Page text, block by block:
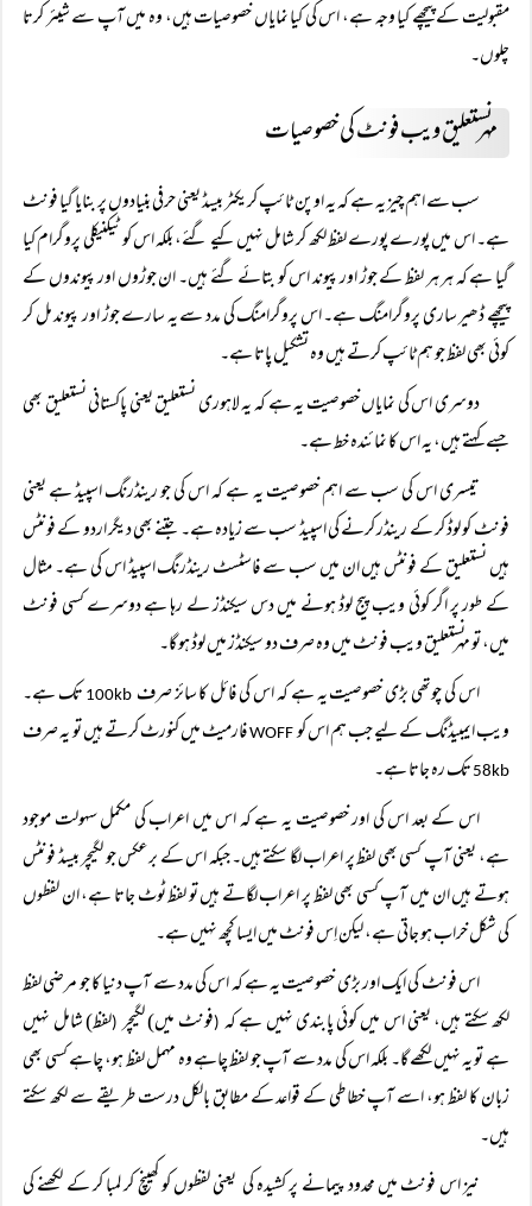
مقبولیت کے پیچھے کیا وجہ ہے، اس کی کیا نمایاں خصوصیات ہیں، وہ میں آپ سے شیئر کرتا
چلوں۔
مہر نستعلیق ویب فونٹ کی خصوصیات
سب سے اہم چیز یہ ہے کہ یہ اوپن ٹائپ کریکٹر بیسڈ یعنی حرفی بنیادوں پر بنایا گیا فونٹ
ہے۔ اس میں پورے پورے لفظ لکھ کر شامل نہیں کیے گئے، بلکہ اس کو ٹیکنیکلی پروگرام کیا
گیا ہے کہ ہر ہر لفظ کے جوڑ اور پیوند اس کو بتائے گئے ہیں۔ ان جوڑوں اور پیوندوں کے
پیچھے ڈھیر ساری پروگرامنگ ہے۔ اس پروگرامنگ کی مدد سے یہ سارے جوڑ اور پیوند مل کر
کوئی بھی لفظ جو ہم ٹائپ کرتے ہیں وہ تشکیل پاتا ہے۔
دوسری اس کی نمایاں خصوصیت یہ ہے کہ یہ لاہوری نستعلیق یعنی پاکستانی نستعلیق بھی
جسے کہتے ہیں، یہ اس کا نمائندہ خط ہے۔
تیسری اس کی سب سے اہم خصوصیت یہ ہے کہ اس کی جو رینڈرنگ اسپیڈ ہے یعنی
فونٹ کو لوڈ کر کے رینڈر کرنے کی اسپیڈ سب سے زیادہ ہے۔ جتنے بھی دیگر اردو کے فونٹس
ہیں نستعلیق کے فونٹس ہیں ان میں سب سے فاسٹسٹ رینڈرنگ اسپیڈ اس کی ہے۔ مثال
کے طور پر اگر کوئی ویب پیج لوڈ ہونے میں دس سیکنڈز لے رہا ہے دوسرے کسی فونٹ
میں، تو مہر نستعلیق ویب فونٹ میں وہ صرف دو سیکنڈز میں لوڈ ہو گا۔
اس کی چوتھی بڑی خصوصیت یہ ہے کہ اس کی فائل کا سائز صرف 100kb
تک ہے۔
ویب ایمبیڈنگ کے لیے جب ہم اس کوWOFF فارمیٹ میں کنورٹ کرتے ہیں تو یہ صرف
58kbتک رہ جاتا ہے۔
اس کے بعد اس کی اور خصوصیت یہ ہے کہ اس میں اعراب کی مکمل سہولت موجود
ہے، یعنی آپ کسی بھی لفظ پر اعراب لگا سکتے ہیں۔ جبکہ اس کے برعکس جو لگیچر بیسڈ فونٹس
ہوتے ہیں ان میں آپ کسی بھی لفظ پر اعراب لگاتے ہیں تو لفظ ٹوٹ جاتا ہے، ان لفظوں
کی شکل خراب ہو جاتی ہے، لیکن اِس فونٹ میں ایسا کچھ نہیں ہے۔
اس فونٹ کی ایک اور بڑی خصوصیت یہ ہے کہ اس کی مدد سے آپ دنیا کا جو مرضی لفظ
لکھ سکتے ہیں، یعنی اس میں کوئی پابندی نہیں ہے کہ (فونٹ میں) لگیچر (لفظ) شامل نہیں
ہے تو یہ نہیں لکھے گا۔ بلکہ اس کی مدد سے آپ جو لفظ چاہے وہ مہمل لفظ ہو، چاہے کسی بھی
زبان کا لفظ ہو، اسے آپ خطاطی کے قواعد کے مطابق بالکل درست طریقے سے لکھ سکتے
ہیں۔
نیز اس فونٹ میں محدود پیمانے پر کشیدہ کی یعنی لفظوں کو کھینچ کر لمبا کر کے لکھنے کی